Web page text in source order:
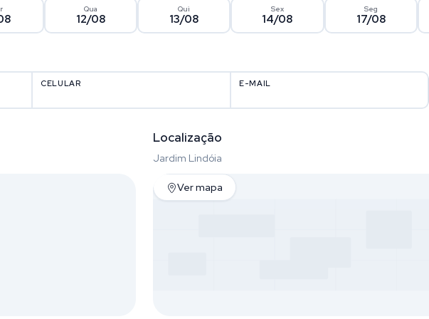
Qua
12/08
Qui
13/08
Sex
14/08
Seg
17/08
CELULAR E-MAIL
Localização
Jardim Lindóia
Ver mapa